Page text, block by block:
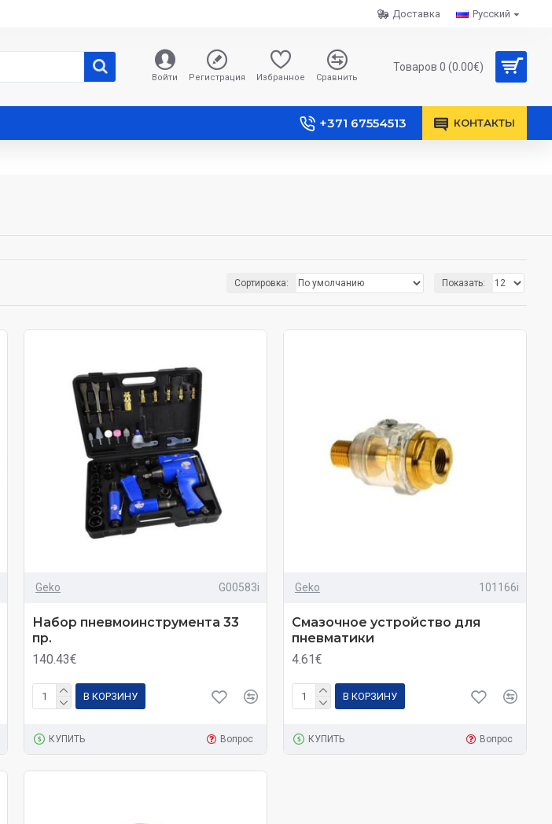
Русский
Доставка
Войти Регистрация Избранное Сравнить
Товаров 0 (0.00€)
+371 67554513 КОНТАКТЫ
Сортировка: Показать:
Geko G00583i
Набор пневмоинструмента 33
пр.
140.43€
В КОРЗИНУ
КУПИТЬ Вопрос
Geko 101166i
Смазочное устройство для
пневматики
4.61€
В КОРЗИНУ
КУПИТЬ Вопрос